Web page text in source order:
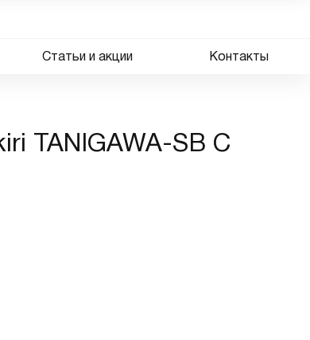
Статьи и акции Контакты
TANIGAWA-SB C